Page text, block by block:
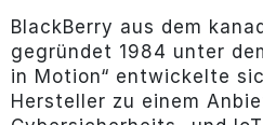
BlackBerry aus dem
gegründet 1984 unter
in Motion“ entwickelte
Hersteller zu einem